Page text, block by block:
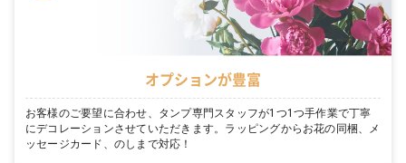
オプションが豊富
お客様のご要望に合わせ、タンプ専門スタッフが1つ1つ手作業で丁寧
にデコレーションさせていただきます。ラッピングからお花の同梱、メ
ッセージカード、のしまで対応！